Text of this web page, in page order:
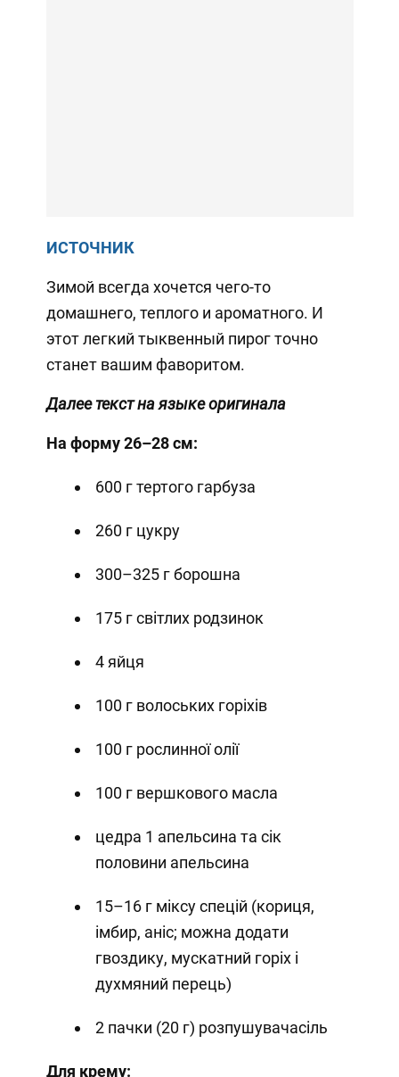
ИСТОЧНИК
Зимой всегда хочется чего-то
домашнего, теплого и ароматного. И
этот легкий тыквенный пирог точно
станет вашим фаворитом.
Далее текст на языке оригинала
На форму 26–28 см:
600 г тертого гарбуза
260 г цукру
300–325 г борошна
175 г світлих родзинок
4 яйця
100 г волоських горіхів
100 г рослинної олії
100 г вершкового масла
цедра 1 апельсина та сік
половини апельсина
15–16 г міксу спецій (кориця,
імбир, аніс; можна додати
гвоздику, мускатний горіх і
духмяний перець)
2 пачки (20 г) розпушувачасіль
Для крему: